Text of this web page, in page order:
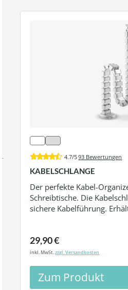
4.7/593 Bewertungen
KABELSCHLANGE
Der perfekte Kabel-
Schreibtische. Die
sichere Kabelführung.
29,90 €
inkl. MwSt.zzgl. Versandkosten
Zum Produkt